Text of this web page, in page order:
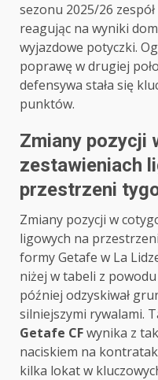
sezonu 2025/26
reagując na wyniki
wyjazdowe potyczki.
poprawę w drugiej
defensywa stała się
punktów.
Zmiany pozycji
zestawieniach
przestrzeni
Zmiany pozycji w
ligowych na
formy Getafe w La
niżej w tabeli z
później odzyskiwał
silniejszymi rywalami.
Getafe CFwynika z
naciskiem na
kilka lokat w